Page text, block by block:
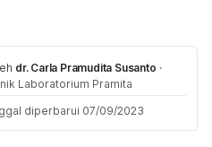
dr. Carla Pramudita Susanto ·
Laboratorium Pramita
diperbarui 07/09/2023